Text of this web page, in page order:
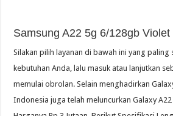
Samsung A22 5g 6/128gb
Silakan pilih layanan di bawah ini yang paling
kebutuhan Anda, lalu masuk atau lanjutkan
memulai obrolan. Selain menghadirkan
Indonesia juga telah meluncurkan Galaxy A22